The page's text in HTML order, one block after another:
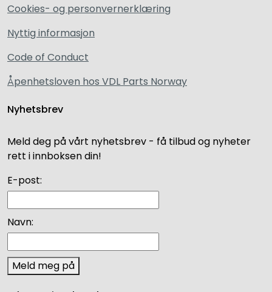
Cookies- og personvernerklæring
Nyttig informasjon
Code of Conduct
Åpenhetsloven hos VDL Parts Norway
Nyhetsbrev
Meld deg på vårt nyhetsbrev - få tilbud og nyheter
rett i innboksen din!
E-post:
Navn:
Meld meg på